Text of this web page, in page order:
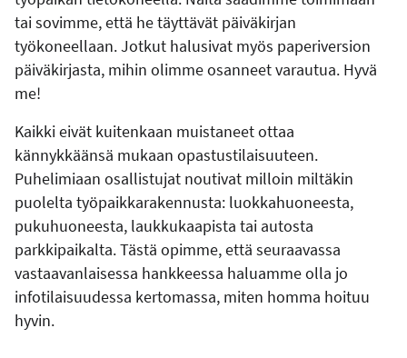
tai sovimme, että he täyttävät päiväkirjan
työkoneellaan. Jotkut halusivat myös paperiversion
päiväkirjasta, mihin olimme osanneet varautua. Hyvä
me!
Kaikki eivät kuitenkaan muistaneet ottaa
kännykkäänsä mukaan opastustilaisuuteen.
Puhelimiaan osallistujat noutivat milloin miltäkin
puolelta työpaikkarakennusta: luokkahuoneesta,
pukuhuoneesta, laukkukaapista tai autosta
parkkipaikalta. Tästä opimme, että seuraavassa
vastaavanlaisessa hankkeessa haluamme olla jo
infotilaisuudessa kertomassa, miten homma hoituu
hyvin.